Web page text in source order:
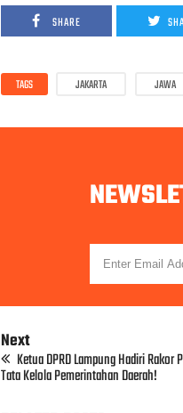
SHARE
TAGS JAKARTA JAWA
Next
Ketua DPRD Lampung Hadiri
Tata Kelola Pemerintahan Daerah!